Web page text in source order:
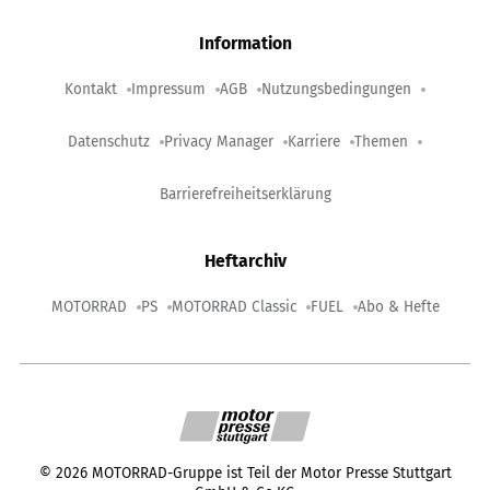
Information
Kontakt Impressum AGB Nutzungsbedingungen
Datenschutz Privacy Manager Karriere Themen
Barrierefreiheitserklärung
Heftarchiv
MOTORRAD PS MOTORRAD Classic FUEL Abo & Hefte
© 2026 MOTORRAD-Gruppe ist Teil der Motor Presse Stuttgart